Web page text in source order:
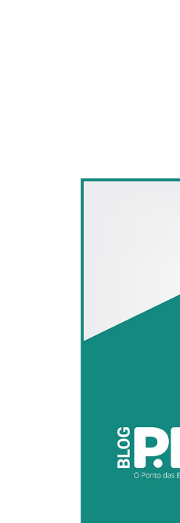
Funil
ele
Vender um
mercadorias e
Na perspectiva
produtos nas
comportamento
Já consagrado
Contudo, a